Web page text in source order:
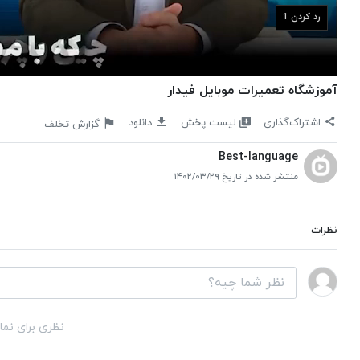
رد کردن
آموزشگاه تعمیرات موبایل فیدار
اشتراک‌گذاری لیست پخش دانلود گزارش تخلف
Best-language
منتشر شده در تاریخ ۱۴۰۲/۰۳/۲۹
نظرات
نظری برای